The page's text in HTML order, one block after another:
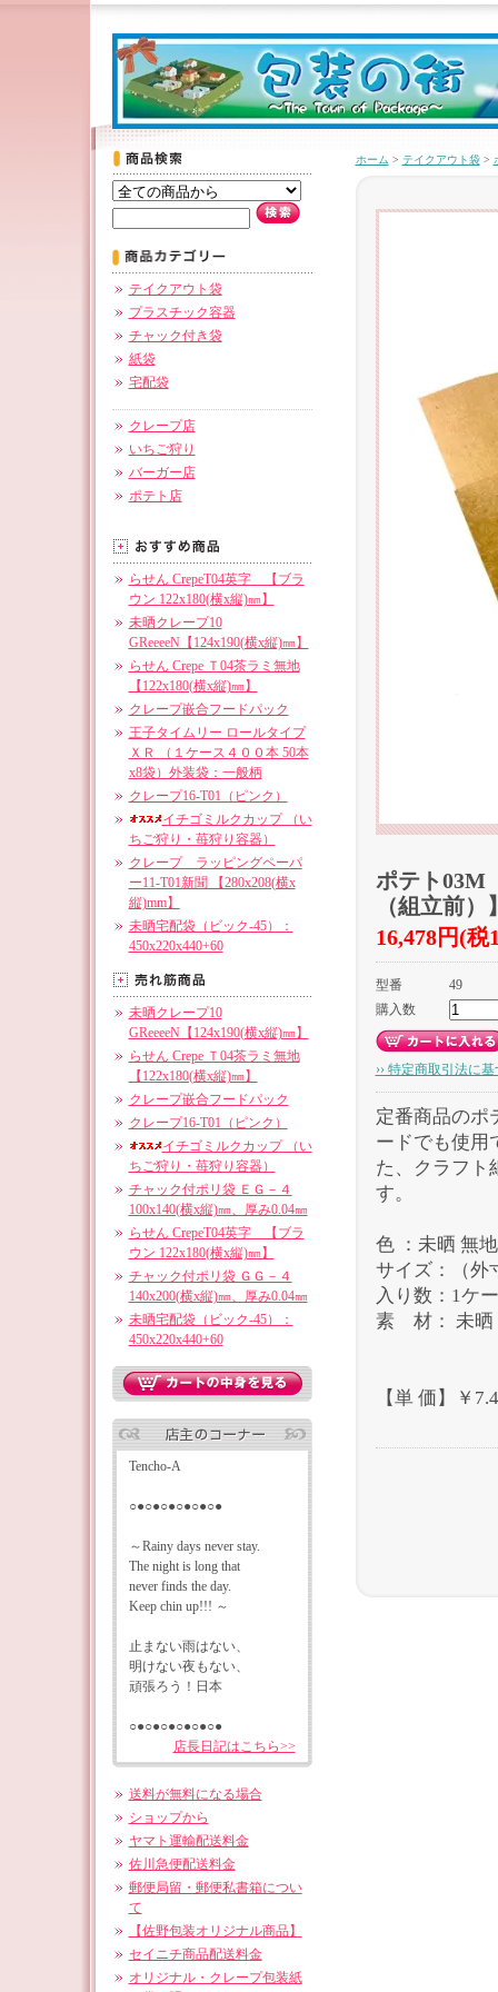
テイクアウト袋
プラスチック容器
チャック付き袋
紙袋
宅配袋
クレープ店
いちご狩り
バーガー店
ポテト店
らせん CrepeT04英字 【ブラ
ウン 122x180(横x縦)㎜】
未晒クレープ10
GReeeeN【124x190(横x縦)㎜】
らせん Crepe Ｔ04茶ラミ無地
【122x180(横x縦)㎜】
クレープ嵌合フードパック
王子タイムリー ロールタイプ
ＸＲ （１ケース４００本 50本
x8袋）外装袋：一般柄
クレープ16-T01（ピンク）
イチゴミルクカップ （い
ちご狩り・苺狩り容器）
クレープ ラッピングペーパ
ー11-T01新聞 【280x208(横x
縦)mm】
未晒宅配袋（ビック-45）：
450x220x440+60
未晒クレープ10
GReeeeN【124x190(横x縦)㎜】
らせん Crepe Ｔ04茶ラミ無地
【122x180(横x縦)㎜】
クレープ嵌合フードパック
クレープ16-T01（ピンク）
イチゴミルクカップ （い
ちご狩り・苺狩り容器）
チャック付ポリ袋 ＥＧ－４
100x140(横x縦)㎜、厚み0.04㎜
らせん CrepeT04英字 【ブラ
ウン 122x180(横x縦)㎜】
チャック付ポリ袋 ＧＧ－４
140x200(横x縦)㎜、厚み0.04㎜
未晒宅配袋（ビック-45）：
450x220x440+60
Tencho-A
○●○●○●○●○●○●
～Rainy days never stay.
The night is long that
never finds the day.
Keep chin up!!! ～
止まない雨はない、
明けない夜もない、
頑張ろう！日本
○●○●○●○●○●○●
店長日記はこちら>>
送料が無料になる場合
ショップから
ヤマト運輸配送料金
佐川急便配送料金
郵便局留・郵便私書箱につい
て
【佐野包装オリジナル商品】
セイニチ商品配送料金
オリジナル・クレープ包装紙
ホーム > テイクアウト袋>
ポテト03M
（組立前）
16,478円(税
型番
49
購入数
›› 特定商取引法に
定番商品のポ
ードでも使用
た、クラフト
す。
色 ：未晒 無地
サイズ：（外
入り数：1ケ
素 材： 未晒
【単 価】￥